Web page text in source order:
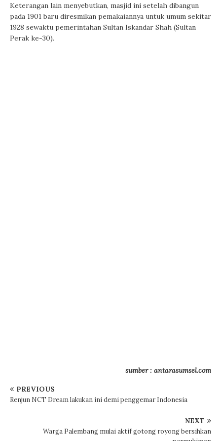
Keterangan lain menyebutkan, masjid ini setelah dibangun
pada 1901 baru diresmikan pemakaiannya untuk umum sekitar
1928 sewaktu pemerintahan Sultan Iskandar Shah (Sultan
Perak ke-30).
sumber : antarasumsel.com
PREVIOUS
Renjun NCT Dream lakukan ini demi penggemar Indonesia
NEXT
Warga Palembang mulai aktif gotong royong bersihkan